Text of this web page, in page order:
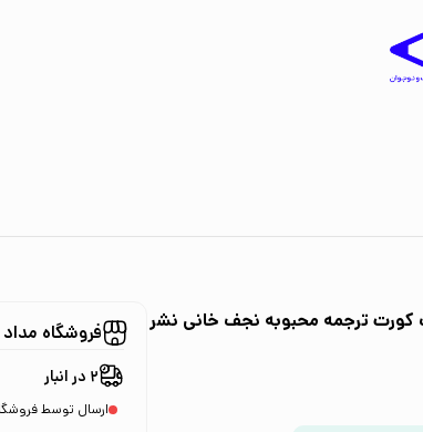
کورت ترجمه محبوبه نجف خانی نشر
فروشگاه مداد
2 در انبار
ارسال توسط